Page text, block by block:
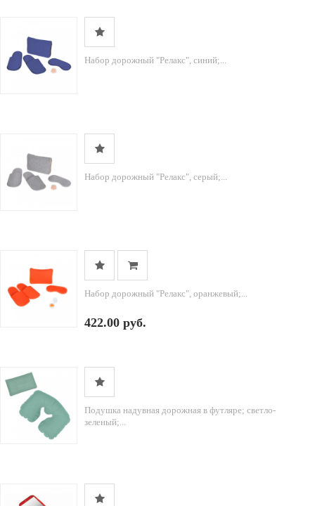
Набор дорожный "Релакс", синий;...
Набор дорожный "Релакс", серый;...
Набор дорожный "Релакс", оранжевый;...
422.00 руб.
Подушка надувная дорожная в футляре; светло-
зеленый;...